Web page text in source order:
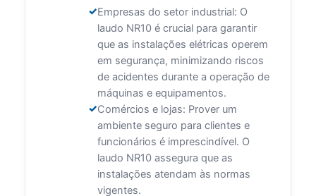
Empresas do setor industrial: O
laudo NR10 é crucial para garantir
que as instalações elétricas operem
em segurança, minimizando riscos
de acidentes durante a operação de
máquinas e equipamentos.
Comércios e lojas: Prover um
ambiente seguro para clientes e
funcionários é imprescindível. O
laudo NR10 assegura que as
instalações atendam às normas
vigentes.